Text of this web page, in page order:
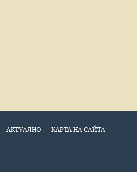
АКТУАЛНО КАРТА НА САЙТА